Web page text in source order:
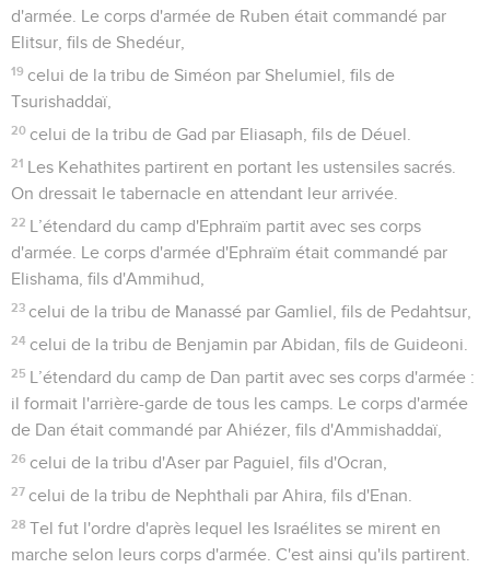
d'armée. Le corps d'armée de Ruben était commandé par
Elitsur, fils de Shedéur,
19 celui de la tribu de Siméon par Shelumiel, fils de
Tsurishaddaï,
20 celui de la tribu de Gad par Eliasaph, fils de Déuel.
21 Les Kehathites partirent en portant les ustensiles sacrés.
On dressait le tabernacle en attendant leur arrivée.
22 L’étendard du camp d'Ephraïm partit avec ses corps
d'armée. Le corps d'armée d'Ephraïm était commandé par
Elishama, fils d'Ammihud,
23 celui de la tribu de Manassé par Gamliel, fils de Pedahtsur,
24 celui de la tribu de Benjamin par Abidan, fils de Guideoni.
25 L’étendard du camp de Dan partit avec ses corps d'armée :
il formait l'arrière-garde de tous les camps. Le corps d'armée
de Dan était commandé par Ahiézer, fils d'Ammishaddaï,
26 celui de la tribu d'Aser par Paguiel, fils d'Ocran,
27 celui de la tribu de Nephthali par Ahira, fils d'Enan.
28 Tel fut l'ordre d'après lequel les Israélites se mirent en
marche selon leurs corps d'armée. C'est ainsi qu'ils partirent.